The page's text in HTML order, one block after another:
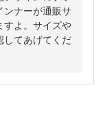
ンナーが通販サ
すよ。サイズや
してあげてくだ